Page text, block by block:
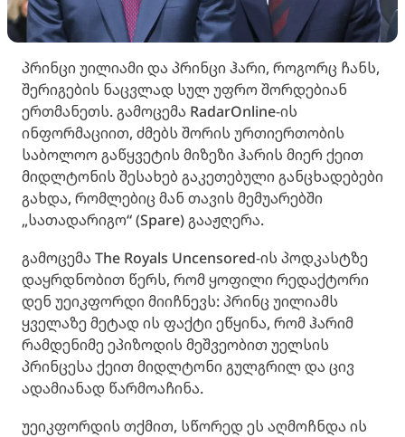
პრინცი უილიამი და პრინცი ჰარი, როგორც ჩანს,
შერიგების ნაცვლად სულ უფრო შორდებიან
ერთმანეთს. გამოცემა RadarOnline-ის
ინფორმაციით, ძმებს შორის ურთიერთობის
საბოლოო გაწყვეტის მიზეზი ჰარის მიერ ქეით
მიდლტონის შესახებ გაკეთებული განცხადებები
გახდა, რომლებიც მან თავის მემუარებში
„სათადარიგო“ (Spare) გააჟღერა.
გამოცემა The Royals Uncensored-ის პოდკასტზე
დაყრდნობით წერს, რომ ყოფილი რედაქტორი
დენ უეიკფორდი მიიჩნევს: პრინც უილიამს
ყველაზე მეტად ის ფაქტი ეწყინა, რომ ჰარიმ
რამდენიმე ეპიზოდის მეშვეობით უელსის
პრინცესა ქეით მიდლტონი გულგრილ და ცივ
ადამიანად წარმოაჩინა.
უეიკფორდის თქმით, სწორედ ეს აღმოჩნდა ის